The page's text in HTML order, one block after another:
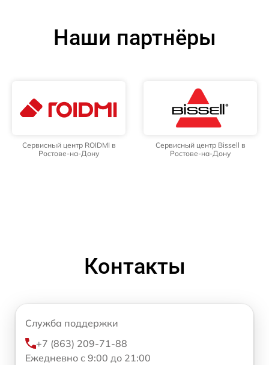
Наши партнёры
Сервисный центр ROIDMI в
Ростове-на-Дону
Сервисный центр Bissell в
Ростове-на-Дону
Контакты
Служба поддержки
+7 (863) 209-71-88
Ежедневно с 9:00 до 21:00